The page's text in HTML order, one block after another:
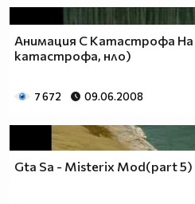
Анимация С Катастрофа
катастрофа, нло)
7 672 09.06.2008
Gta Sa - Misterix Mod(part 5)